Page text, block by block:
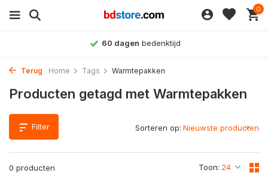
0
60 dagen bedenktijd
Terug Home Tags Warmtepakken
Producten getagd met Warmtepakken
Filter
0 producten Toon:
Sorteren op: